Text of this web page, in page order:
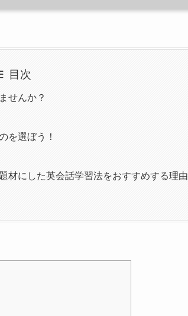
目次
せんか？
を選ぼう！
材にした英会話学習法をおすすめする理由